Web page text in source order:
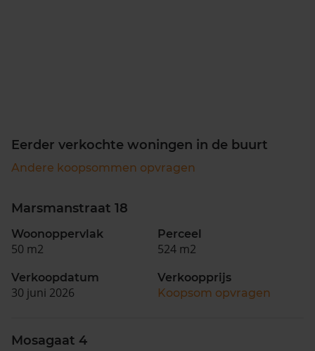
Eerder verkochte woningen in de buurt
Andere koopsommen opvragen
Marsmanstraat 18
Woonoppervlak
50 m2
Perceel
524 m2
Verkoopdatum
30 juni 2026
Verkoopprijs
Koopsom opvragen
Mosagaat 4